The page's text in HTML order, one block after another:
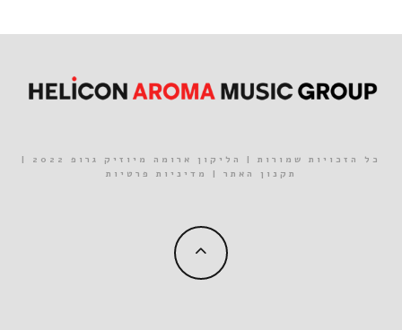
כל הזכויות שמורות | הליקון ארומה מיוזיק גרופ 2022 |
תקנון האתר | מדיניות פרטיות